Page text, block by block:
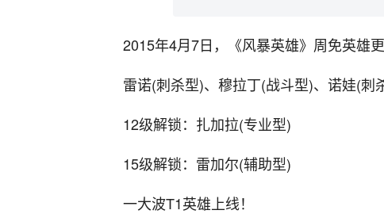
2015年4月7日，《风暴英雄》周免英雄更
雷诺(刺杀型)、穆拉丁(战斗型)、诺娃(
12级解锁：扎加拉(专业型)
15级解锁：雷加尔(辅助型)
一大波T1英雄上线！